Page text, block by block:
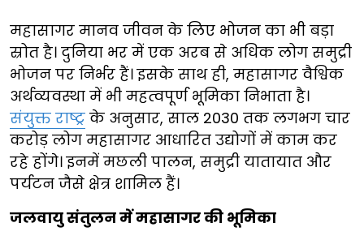
महासागर मानव जीवन के लिए भोजन का भी बड़ा
स्रोत है। दुनिया भर में एक अरब से अधिक लोग समुद्री
भोजन पर निर्भर हैं। इसके साथ ही, महासागर वैश्विक
अर्थव्यवस्था में भी महत्वपूर्ण भूमिका निभाता है।
संयुक्त राष्ट्र के अनुसार, साल 2030 तक लगभग चार
करोड़ लोग महासागर आधारित उद्योगों में काम कर
रहे होंगे। इनमें मछली पालन, समुद्री यातायात और
पर्यटन जैसे क्षेत्र शामिल हैं।
जलवायु संतुलन में महासागर की भूमिका